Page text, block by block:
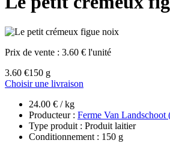
Prix de vente : 3.60 € l'unité
3.60 €150 g
Choisir une livraison
24.00 € / kg
Producteur : Ferme Van Landschoot
Type produit : Produit laitier
Conditionnement : 150 g